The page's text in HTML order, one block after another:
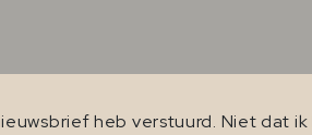
heb verstuurd. Niet dat